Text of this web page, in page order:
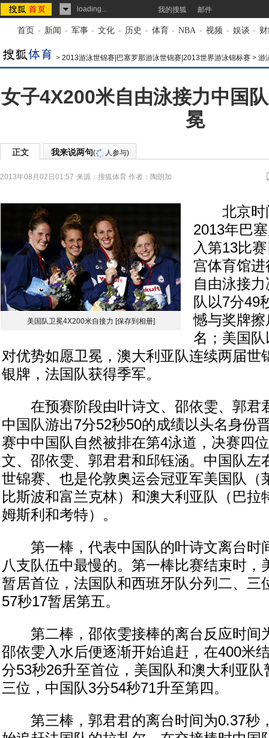
loading... 我的搜狐 邮件
首页 - 新闻 - 军事 - 文化 - 历史 - 体育 - NBA - 视频 - 娱谈 -
> 2013游泳世锦赛|巴塞罗那游泳世锦赛|2013世界游泳锦标赛 > 游
女子4X200米自由泳接力中国
冕
正文 我来说两句( 人参与)
2013年08月02日01:57 来源： 搜狐体育 作者：陶朗加
美国队卫冕4X200米自接力 [保存到相册]
北京时
2013年巴
入第13比
宫体育馆
自由泳接
队以7分49
憾与奖牌
名；美国
对优势如愿卫冕，澳大利亚队连续两届世
银牌，法国队获得季军。
在预赛阶段由叶诗文、邵依雯、郭君
中国队游出7分52秒50的成绩以头名身份
赛中中国队自然被排在第4泳道，决赛四
文、邵依雯、郭君君和邱钰涵。中国队左
世锦赛、也是伦敦奥运会冠亚军美国队（
比斯波和富兰克林）和澳大利亚队（巴拉
姆斯利和考特）。
第一棒，代表中国队的叶诗文离台时
八支队伍中最慢的。第一棒比赛结束时，
暂居首位，法国队和西班牙队分列二、三
57秒17暂居第五。
第二棒，邵依雯接棒的离台反应时间
邵依雯入水后便逐渐开始追赶，在400米
分53秒26升至首位，美国队和澳大利亚
三位，中国队3分54秒71升至第四。
第三棒，郭君君的离台时间为0.37秒